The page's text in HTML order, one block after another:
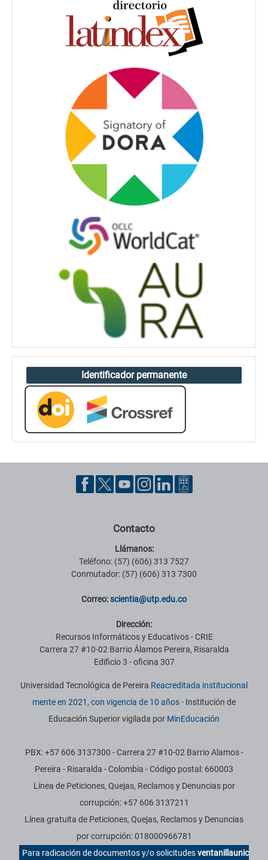
Identificador permanente
Contacto
Llámanos:
Teléfono: (57) (606) 313 7527
Conmutador: (57) (606) 313 7300
Correo:scientia@utp.edu.co
Dirección:
Recursos Informáticos y Educativos - CRIE
Carrera 27 #10-02 Barrio Álamos Pereira, Risaralda
Edificio 3 - oficina 307
Universidad Tecnológica de Pereira Reacreditada institucional
mente en 2021, con vigencia de 10 años- Institución de
Educación Superior vigilada por MinEducación
PBX: +57 606 3137300 - Carrera 27 #10-02 Barrio Alamos -
Pereira - Risaralda - Colombia - Código postal: 660003
Línea de Peticiones, Quejas, Reclamos y Denuncias por
corrupción: +57 606 3137211
Línea gratuita de Peticiones, Quejas, Reclamos y Denuncias
por corrupción: 018000966781
Para radicación de documentos y/o solicitudesventanillaunic